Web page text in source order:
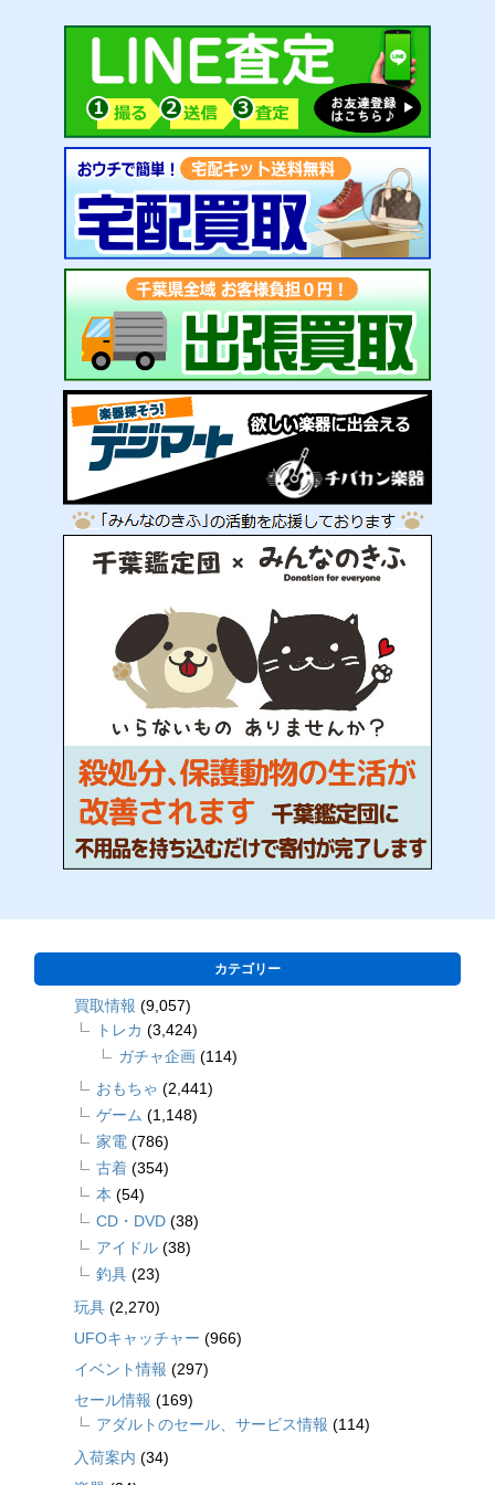
カテゴリー
買取情報 (9,057)
トレカ (3,424)
ガチャ企画 (114)
おもちゃ (2,441)
ゲーム (1,148)
家電 (786)
古着 (354)
本 (54)
CD・DVD (38)
アイドル (38)
釣具 (23)
玩具 (2,270)
UFOキャッチャー (966)
イベント情報 (297)
セール情報 (169)
アダルトのセール、サービス情報 (114)
入荷案内 (34)